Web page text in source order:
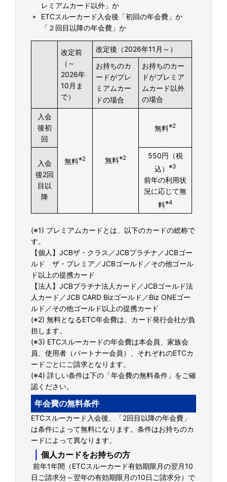
レミアムカード以外」か
ETCスルーカード入会後「初回の年会費」か
「２回目以降の年会費」か
改定前
（～
2026年
10月ま
で）
改定後（2026年11月～）
お持ちのカ
ードがプレ
ミアムカー
ドの場合
お持ちのカー
ドがプレミア
ムカード以外
の場合
入会
後初
回
無料※2 無料※2
無料※2
入会
後2回
目以
降
550円（税
込）
※3
前年の利用状
況に応じて無
料※4
(※1) プレミアムカードとは、以下のカードの総称で
す。
【個人】JCBザ・クラス／JCBプラチナ／JCBゴー
ルド ザ・プレミア／JCBゴールド／その他ゴール
ド以上の提携カード
【法人】JCBプラチナ法人カード／JCBゴールド法
人カード／JCB CARD Bizゴールド／Biz ONEゴー
ルド／その他ゴールド以上の提携カード
(※2) 無料となるETC年会費は、カード発行会社が負
担します。
(※3) ETCスルーカードの年会費は本会員、家族会
員、使用者（パートナー会員）、それぞれのETCカ
ードごとにご請求となります。
(※4) 詳しい条件は下の「年会費の無料条件」をご確
認ください。
年会費の無料条件
ETCスルーカード入会後、「2回目以降の年会費」
は条件によって無料になります。条件はお持ちのカ
ードによって異なります。
｜ 個人カードをお持ちの方
前年1年間（ETCスルーカード有効期限月の翌月10
日ご請求分～翌年の有効期限月の10日ご請求分）で